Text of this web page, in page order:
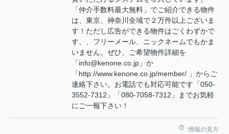
「仲介手数料最大無料」でご紹介できる物件
は、東京、神奈川全域で２万件以上ございま
す！ただし広告ができる物件はごくわずかで
す、、フリーメール、ニックネームでもかま
いません。ぜひ、ご希望物件詳細を
「info@kenone.co.jp」か
「http://www.kenone.co.jp/member/ 」からご
連絡下さい。お電話でも対応可能です「050-
3552-7312」「080-7058-7312」までお気軽
にご一報下さい！
情報の見方